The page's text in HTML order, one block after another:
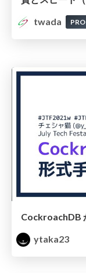
twada
PRO
ytaka23